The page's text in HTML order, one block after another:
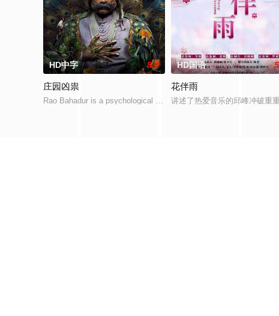
HD中字 8.0
庄园凶祟
Rao Bahadur is a psychological drama set agai
HD国语
花伴雨
讲述了热爱音乐的邱峰冲破重